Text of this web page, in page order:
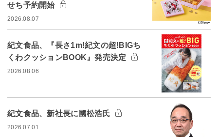
せち予約開始
2026.08.07
紀文食品、『長さ1m!紀文の超!BIGち
くわクッションBOOK』発売決定
2026.08.06
紀文食品、新社長に國松浩氏
2026.07.01